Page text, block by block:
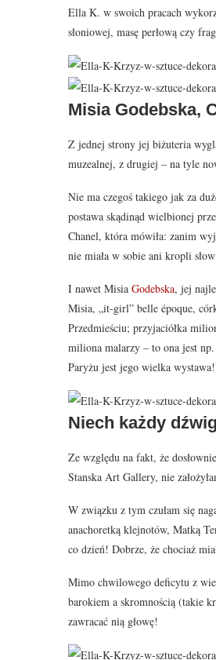
Ella K. w swoich pracach
słoniowej, masę perłową czy
Misia Godebska,
Z jednej strony jej biżuteria
muzealnej, z drugiej – na tyle
Nie ma czegoś takiego jak za
postawa skądinąd wielbionej
Chanel, która mówiła: zanim
nie miała w sobie ani kropli
I nawet Misia Godebska, jej
Misia, „it-girl” belle époque,
Przedmieściu; przyjaciółka
miliona malarzy – to ona jest
Paryżu jest jego wielka
Niech każdy
Ze względu na fakt, że
Stanska Art Gallery, nie
W związku z tym czułam się
anachoretką klejnotów, Matką
co dzień! Dobrze, że chociaż
Mimo chwilowego deficytu z
barokiem a skromnością (takie
zawracać nią głowę!